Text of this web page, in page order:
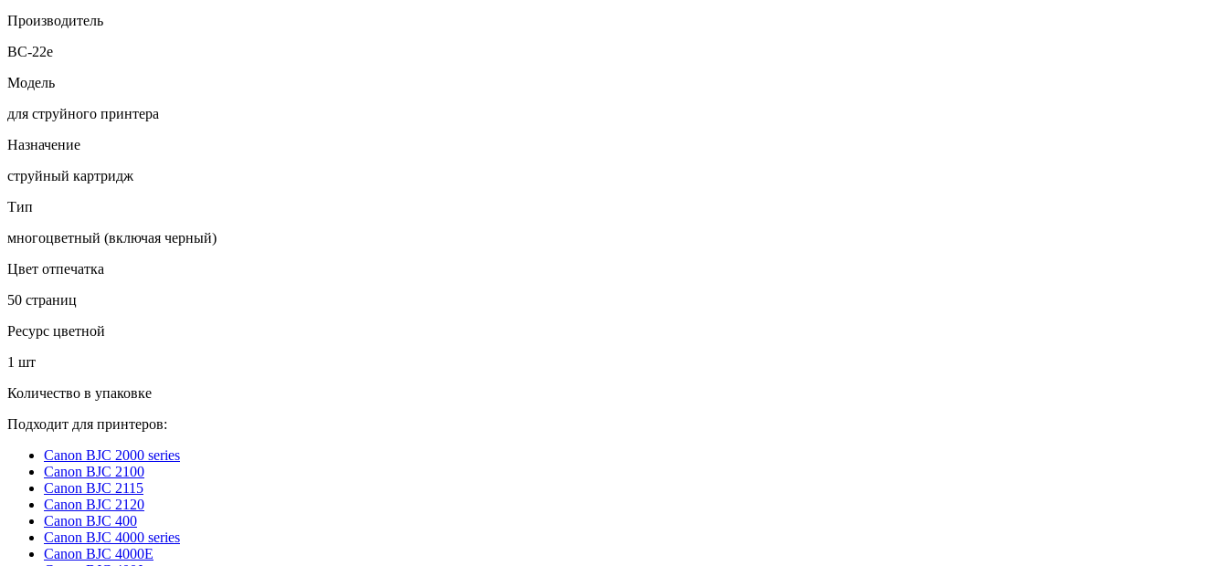
Производитель
BC-22e
Модель
для струйного принтера
Назначение
струйный картридж
Тип
многоцветный (включая черный)
Цвет отпечатка
50 страниц
Ресурс цветной
1 шт
Количество в упаковке
Подходит для принтеров:
Canon BJC 2000 series
Canon BJC 2100
Canon BJC 2115
Canon BJC 2120
Canon BJC 400
Canon BJC 4000 series
Canon BJC 4000E